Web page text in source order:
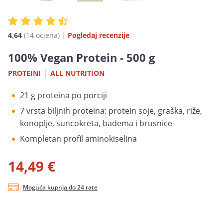
4,64 (14 ocjena) | Pogledaj recenzije
100% Vegan Protein - 500 g
PROTEINI | ALL NUTRITION
21 g proteina po porciji
7 vrsta biljnih proteina: protein soje, graška, riže,
konoplje, suncokreta, badema i brusnice
Kompletan profil aminokiselina
14,49 €
Moguća kupnja do 24 rate